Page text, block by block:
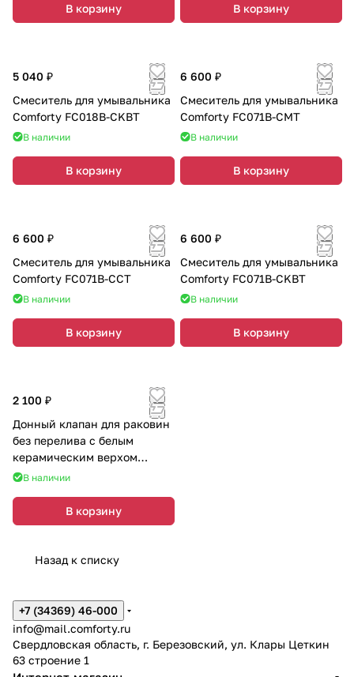
В корзину В корзину
5 040 ₽
Смеситель для умывальника
Comforty FC018B-CKBT
В наличии
В корзину
6 600 ₽
Смеситель для умывальника
Comforty FC071B-CMT
В наличии
В корзину
6 600 ₽
Смеситель для умывальника
Comforty FC071B-CCT
В наличии
В корзину
6 600 ₽
Смеситель для умывальника
Comforty FC071B-CKBT
В наличии
В корзину
2 100 ₽
Донный клапан для раковин
без перелива с белым
керамическим верхом
Comforty DK-01
В наличии
В корзину
Назад к списку
+7 (34369) 46-000
info@mail.comforty.ru
Свердловская область, г. Березовский, ул. Клары Цеткин
63 строение 1